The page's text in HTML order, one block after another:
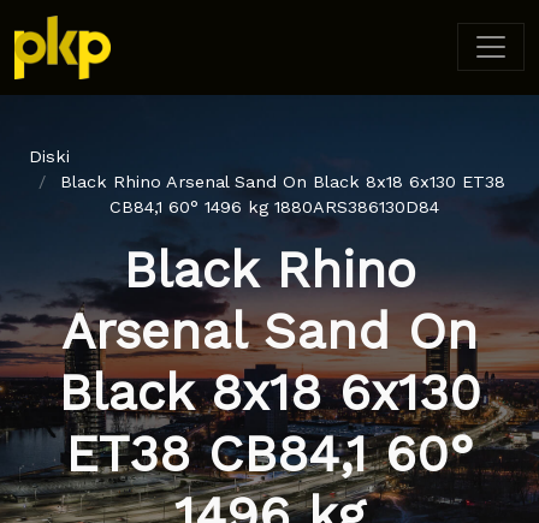
Diski
Black Rhino Arsenal Sand On Black 8x18 6x130 ET38
CB84,1 60° 1496 kg 1880ARS386130D84
Black Rhino
Arsenal Sand On
Black 8x18 6x130
ET38 CB84,1 60°